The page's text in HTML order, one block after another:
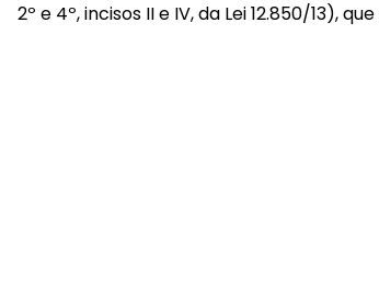
2º e 4º, incisos II e IV, da Lei 12.850/13),